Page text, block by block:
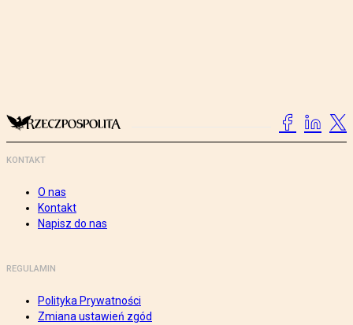
KONTAKT
O nas
Kontakt
Napisz do nas
REGULAMIN
Polityka Prywatności
Zmiana ustawień zgód